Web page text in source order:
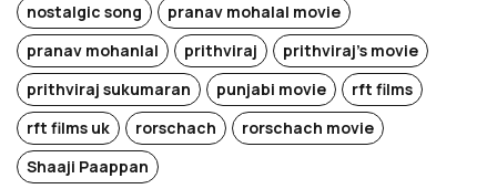
nostalgic song
pranav mohalal movie
pranav mohanlal
prithviraj
prithviraj's movie
prithviraj sukumaran
punjabi movie
rft films
rft films uk
rorschach
rorschach movie
Shaaji Paappan